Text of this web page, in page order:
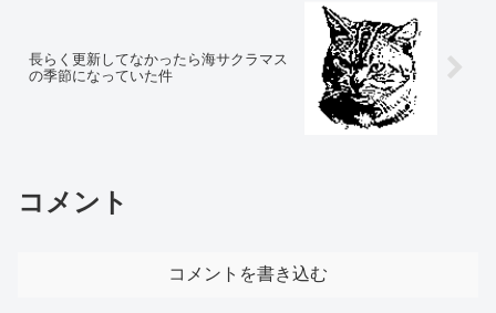
長らく更新してなかったら海サクラマス
の季節になっていた件
コメント
コメントを書き込む